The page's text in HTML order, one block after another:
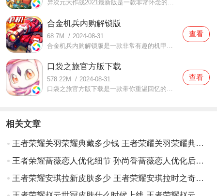
异次元大作战2021最新版是一款非常怀念的手机游戏，异次元大作战2021最新版这里的游戏玩法非常有趣，玩家们可以相互挑战赢取对方的道具跟金币，当自己的角色变得更加强大！游戏英雄升级成什么样都可以让你决定！如果你想要成为最厉害的人那就一定要通过各种战斗去完成！感兴趣
合金机兵内购解锁版
68.7M / 2024-08-31
查看
口袋之旅官方版下载
578.22M / 2024-08-31
口袋之旅官方版下载是一款带你重温回忆的战斗类游戏。在这款口袋之旅官方版下载中有着超级高清的游戏画面，全新的玩法全新的体验，游戏中还有很多公会可以帮助你，一个人在玩的时候也不会显得非常孤单哦。这款游戏采用的养成的模式，玩家需要通过不断的收集宠物们的卡牌从
查看
相关文章
王者荣耀关羽荣耀典藏多少钱 王者荣耀关羽荣耀典藏最低到手价格介绍
王者荣耀蔷薇恋人优化细节 孙尚香蔷薇恋人优化后对比
王者荣耀安琪拉新皮肤多少 王者荣耀安琪拉时之奇旅价格特效展示